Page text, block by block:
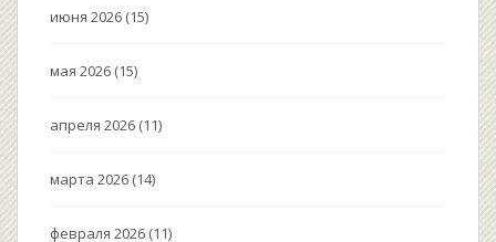
июня 2026 (15)
мая 2026 (15)
апреля 2026 (11)
марта 2026 (14)
февраля 2026 (11)